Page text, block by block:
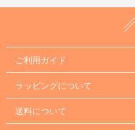
ご利用ガイド
ラッピングについて
送料について